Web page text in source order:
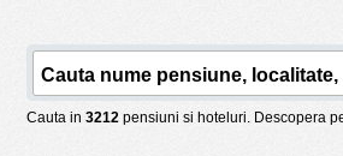
Cauta in 3212 pensiuni si hoteluri. Descopera